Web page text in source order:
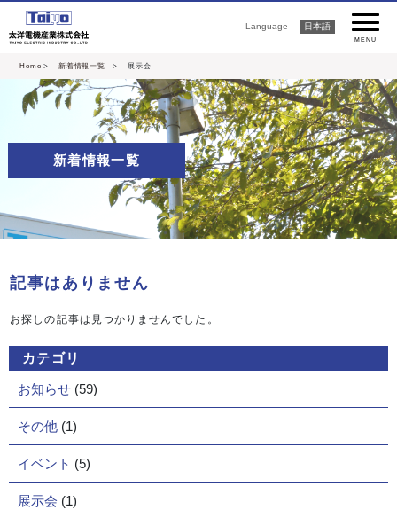
Language 日本語
MENU
Home >新着情報一覧 > 展示会
新着情報一覧
記事はありません
お探しの記事は見つかりませんでした。
カテゴリ
お知らせ (59)
その他 (1)
イベント (5)
展示会 (1)